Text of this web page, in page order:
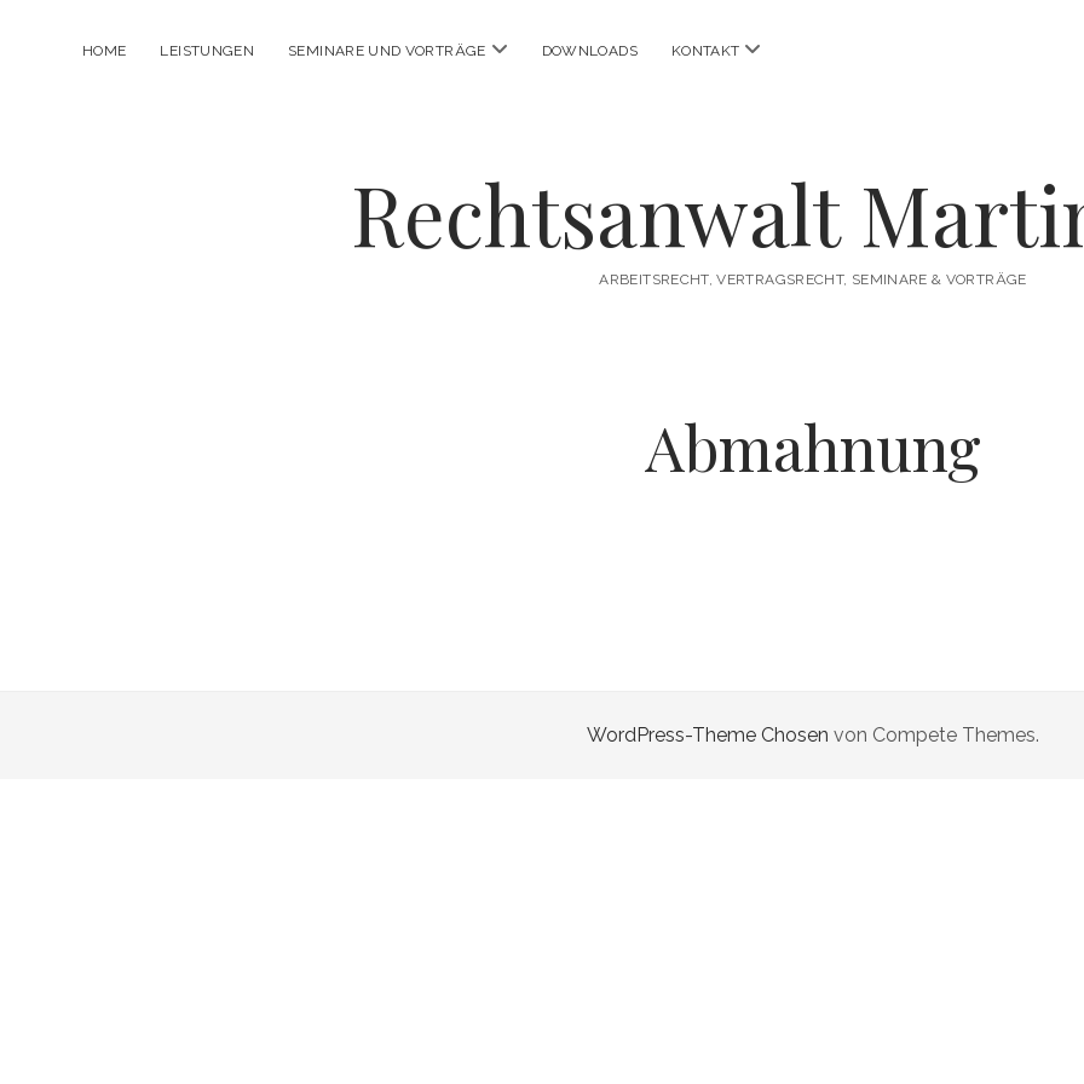
HOME LEISTUNGEN SEMINARE UND VORTRÄGE Menü
DOWNLOADS KONTAKT Menü
Rechtsanwalt
ARBEITSRECHT, VERTRAGSRECHT, SEMINARE & VORTRÄGE
Abmahnung
WordPress-Theme Chosen von Compete Themes.